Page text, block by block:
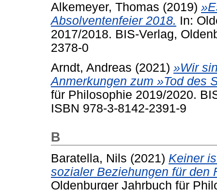
Alkemeyer, Thomas (2019)
Absolventenfeier 2018. In:
2017/2018. BIS-Verlag,
2378-0
Arndt, Andreas (2021) »Wir
Anmerkungen zum »Tod des
für Philosophie 2019/2020.
ISBN 978-3-8142-2391-9
B
Baratella, Nils (2021) Keiner
sozialer Beziehungen für den
Oldenburger Jahrbuch für